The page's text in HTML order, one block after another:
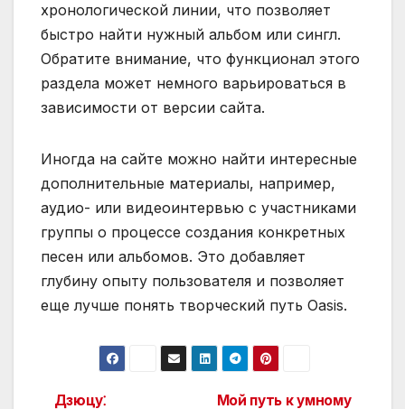
хронологической линии, что позволяет
быстро найти нужный альбом или сингл.
Обратите внимание, что функционал этого
раздела может немного варьироваться в
зависимости от версии сайта.
Иногда на сайте можно найти интересные
дополнительные материалы, например,
аудио- или видеоинтервью с участниками
группы о процессе создания конкретных
песен или альбомов. Это добавляет
глубину опыту пользователя и позволяет
еще лучше понять творческий путь Oasis.
Мой путь к умному
Дзюцу⁚